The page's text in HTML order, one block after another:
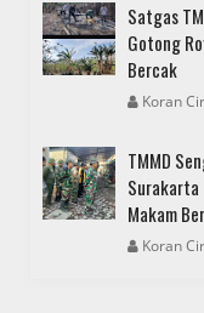
Satgas
Gotong
Bercak
Koran
TMMD
Surakarta
Makam
Koran